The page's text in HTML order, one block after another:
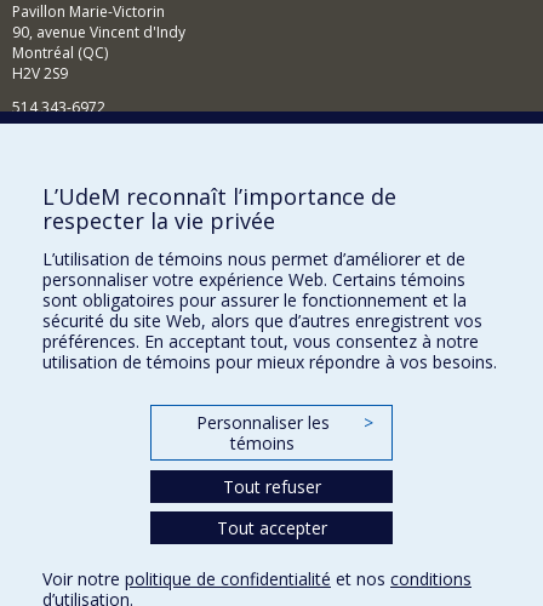
Pavillon Marie-Victorin
90, avenue Vincent d'Indy
Montréal (QC)
H2V 2S9
514 343-6972
Comment soutenir le Département?
BESOIN D'AIDE?
Plan du site
Signaler une erreur
Accessibilité
FACULTÉ DES ARTS ET DES SCIENCES
Nos départements et écoles
Conditions d’utilisation
L’UdeM reconnaît l’importance de
respecter la vie privée
L’utilisation de témoins nous permet d’améliorer et de
personnaliser votre expérience Web. Certains témoins
sont obligatoires pour assurer le fonctionnement et la
sécurité du site Web, alors que d’autres enregistrent vos
préférences. En acceptant tout, vous consentez à notre
utilisation de témoins pour mieux répondre à vos besoins.
Personnaliser les
témoins
>
Tout refuser
Tout accepter
Voir notre politique de confidentialité et nos conditions
d’utilisation.